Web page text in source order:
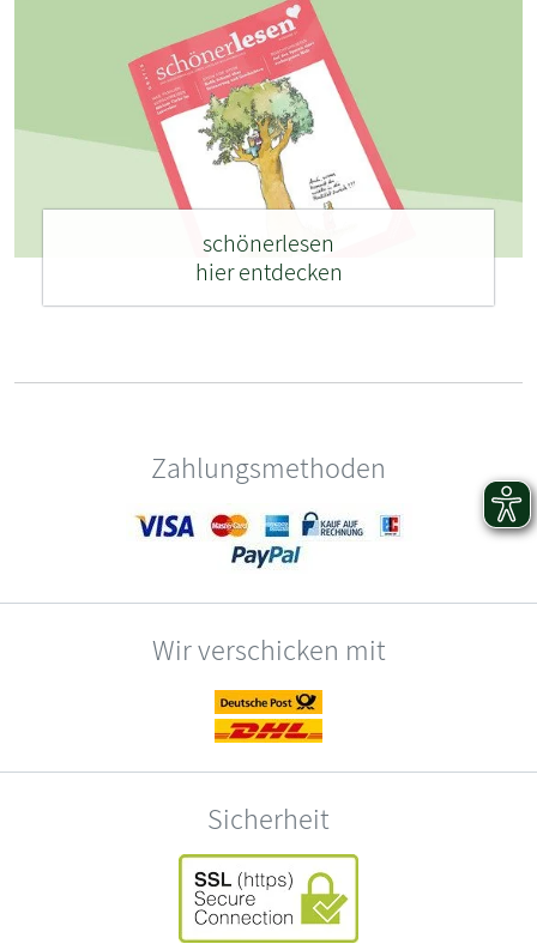
schönerlesen
hier entdecken
Zahlungsmethoden
Wir verschicken mit
Sicherheit